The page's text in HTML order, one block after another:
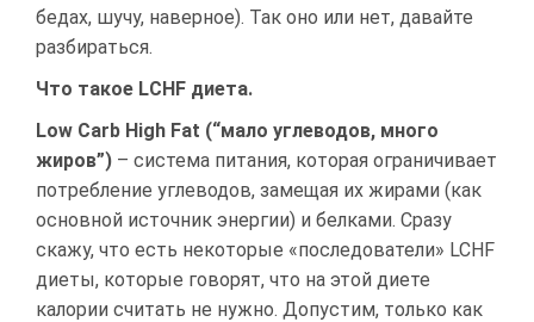
бедах, шучу, наверное). Так оно или нет, давайте
разбираться.
Что такое LCHF диета.
Low Carb High Fat (“мало углеводов, много
жиров”) – система питания, которая ограничивает
потребление углеводов, замещая их жирами (как
основной источник энергии) и белками. Сразу
скажу, что есть некоторые «последователи» LCHF
диеты, которые говорят, что на этой диете
калории считать не нужно. Допустим, только как